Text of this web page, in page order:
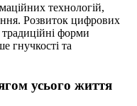
технологій,
Розвиток цифрових
форми
гнучкості та
усього життя